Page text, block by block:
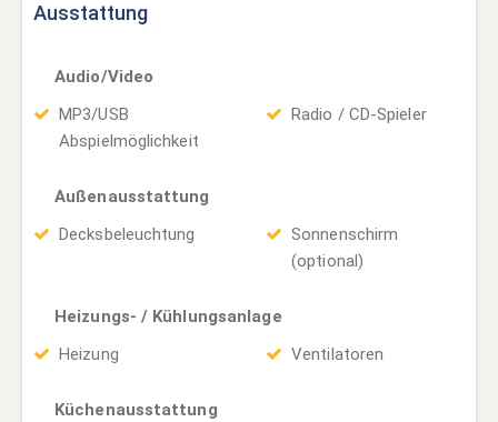
Ausstattung
Audio/Video
MP3/USB
Abspielmöglichkeit
Radio / CD-Spieler
Außenausstattung
Decksbeleuchtung
Sonnenschirm
(optional)
Heizungs- / Kühlungsanlage
Heizung
Ventilatoren
Küchenausstattung